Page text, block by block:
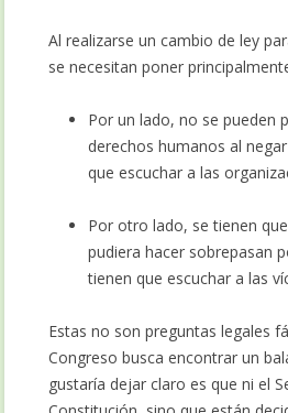
Al realizarse un cambio de ley
se necesitan poner
Por un lado, no se pueden
derechos humanos al
que escuchar a las
Por otro lado, se tienen
pudiera hacer sobrepasan
tienen que escuchar a las
Estas no son preguntas legales
Congreso busca encontrar un
gustaría dejar claro es que ni el